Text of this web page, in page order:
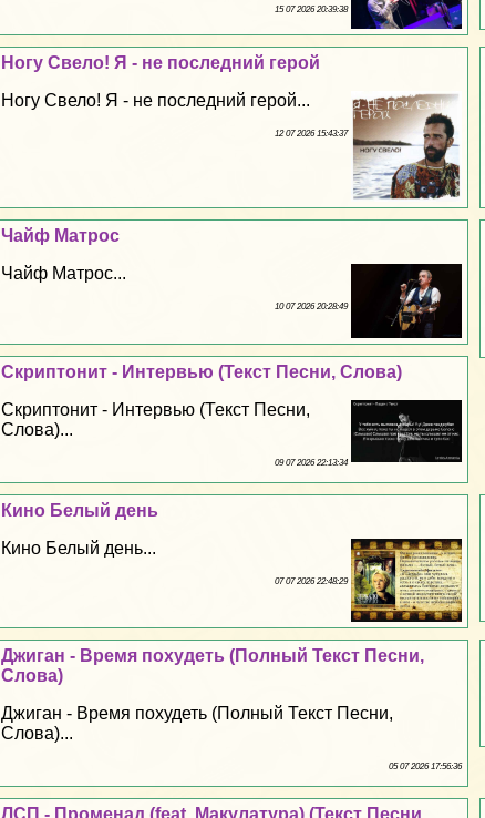
15 07 2026 20:39:38
Ногу Свело! Я - не последний герой
Ногу Свело! Я - не последний герой...
12 07 2026 15:43:37
Чайф Матрос
Чайф Матрос...
10 07 2026 20:28:49
Скриптонит - Интервью (Текст Песни, Слова)
Скриптонит - Интервью (Текст Песни,
Слова)...
09 07 2026 22:13:34
Кино Белый день
Кино Белый день...
07 07 2026 22:48:29
Джиган - Время похудеть (Полный Текст Песни,
Слова)
Джиган - Время похудеть (Полный Текст Песни,
Слова)...
05 07 2026 17:56:36
ЛСП - Променад (feat. Макулатура) (Текст Песни,